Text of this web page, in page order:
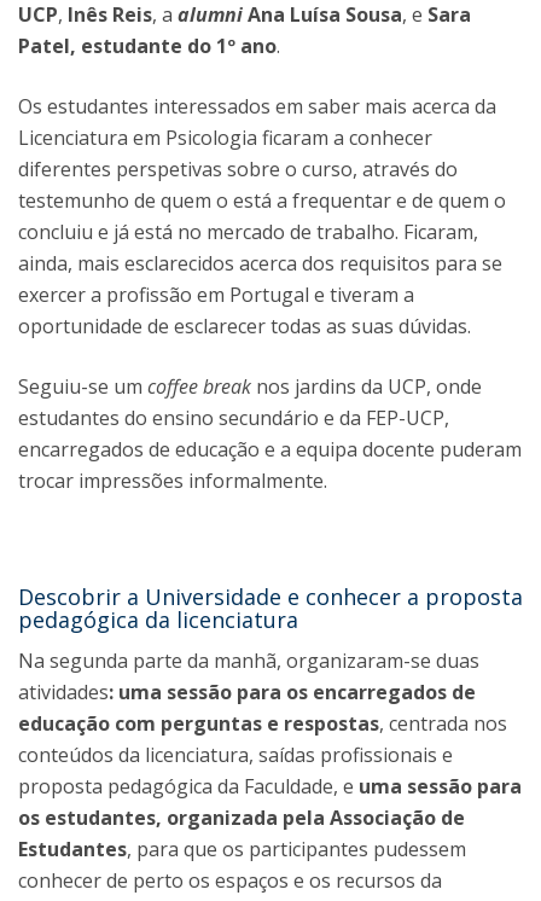
UCP, Inês Reis, a alumniAna Luísa Sousa, e Sara
Patel, estudante do 1º ano.
Os estudantes interessados em saber mais acerca da
Licenciatura em Psicologia ficaram a conhecer
diferentes perspetivas sobre o curso, através do
testemunho de quem o está a frequentar e de quem o
concluiu e já está no mercado de trabalho. Ficaram,
ainda, mais esclarecidos acerca dos requisitos para se
exercer a profissão em Portugal e tiveram a
oportunidade de esclarecer todas as suas dúvidas.
Seguiu-se um coffee break nos jardins da UCP, onde
estudantes do ensino secundário e da FEP-UCP,
encarregados de educação e a equipa docente puderam
trocar impressões informalmente.
Descobrir a Universidade e conhecer a proposta
pedagógica da licenciatura
Na segunda parte da manhã, organizaram-se duas
atividades: uma sessão para os encarregados de
educação com perguntas e respostas, centrada nos
conteúdos da licenciatura, saídas profissionais e
proposta pedagógica da Faculdade, e uma sessão para
os estudantes, organizada pela Associação de
Estudantes, para que os participantes pudessem
conhecer de perto os espaços e os recursos da